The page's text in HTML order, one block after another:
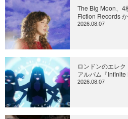
The Big Moon、4
Fiction Records
2026.08.07
ロンドンのエレ
アルバム『Infinite
2026.08.07